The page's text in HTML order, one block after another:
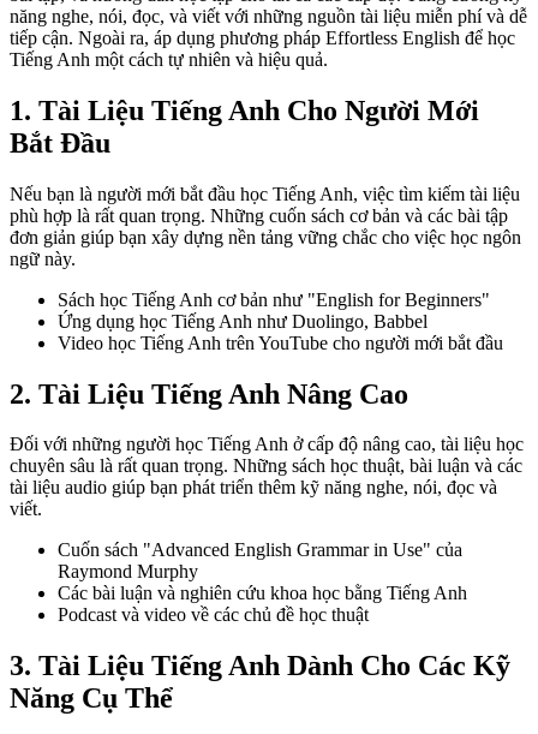
năng nghe, nói, đọc, và viết với những nguồn tài liệu miễn phí và dễ
tiếp cận. Ngoài ra, áp dụng phương pháp Effortless English để học
Tiếng Anh một cách tự nhiên và hiệu quả.
1. Tài Liệu Tiếng Anh Cho Người Mới
Bắt Đầu
Nếu bạn là người mới bắt đầu học Tiếng Anh, việc tìm kiếm tài liệu
phù hợp là rất quan trọng. Những cuốn sách cơ bản và các bài tập
đơn giản giúp bạn xây dựng nền tảng vững chắc cho việc học ngôn
ngữ này.
Sách học Tiếng Anh cơ bản như "English for Beginners"
Ứng dụng học Tiếng Anh như Duolingo, Babbel
Video học Tiếng Anh trên YouTube cho người mới bắt đầu
2. Tài Liệu Tiếng Anh Nâng Cao
Đối với những người học Tiếng Anh ở cấp độ nâng cao, tài liệu học
chuyên sâu là rất quan trọng. Những sách học thuật, bài luận và các
tài liệu audio giúp bạn phát triển thêm kỹ năng nghe, nói, đọc và
viết.
Cuốn sách "Advanced English Grammar in Use" của
Raymond Murphy
Các bài luận và nghiên cứu khoa học bằng Tiếng Anh
Podcast và video về các chủ đề học thuật
3. Tài Liệu Tiếng Anh Dành Cho Các Kỹ
Năng Cụ Thể